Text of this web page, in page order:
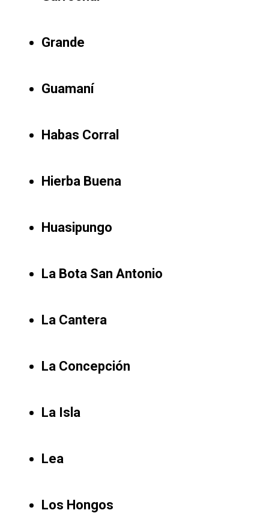
Grande
Guamaní
Habas Corral
Hierba Buena
Huasipungo
La Bota San Antonio
La Cantera
La Concepción
La Isla
Lea
Los Hongos